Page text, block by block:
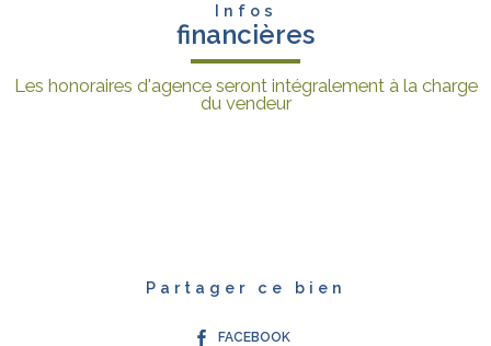
Infos
financières
Les honoraires d'agence seront intégralement à la charge
du vendeur
Partager ce bien
FACEBOOK